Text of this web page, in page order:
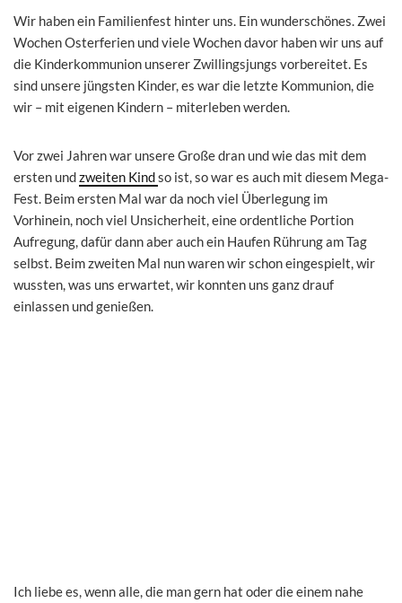
Wir haben ein Familienfest hinter uns. Ein wunderschönes. Zwei
Wochen Osterferien und viele Wochen davor haben wir uns auf
die Kinderkommunion unserer Zwillingsjungs vorbereitet. Es
sind unsere jüngsten Kinder, es war die letzte Kommunion, die
wir – mit eigenen Kindern – miterleben werden.
Vor zwei Jahren war unsere Große dran und wie das mit dem
ersten undzweiten Kindso ist, so war es auch mit diesem Mega-
Fest. Beim ersten Mal war da noch viel Überlegung im
Vorhinein, noch viel Unsicherheit, eine ordentliche Portion
Aufregung, dafür dann aber auch ein Haufen Rührung am Tag
selbst. Beim zweiten Mal nun waren wir schon eingespielt, wir
wussten, was uns erwartet, wir konnten uns ganz drauf
einlassen und genießen.
Ich liebe es, wenn alle, die man gern hat oder die einem nahe